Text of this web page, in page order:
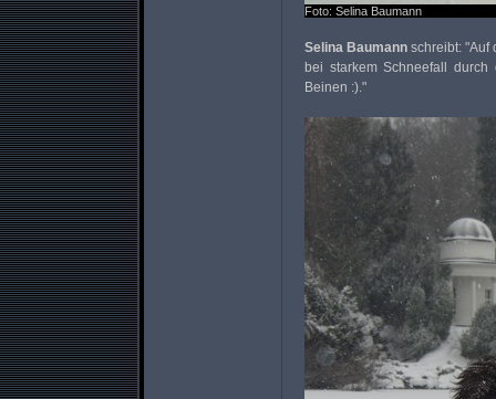
Foto: Selina Baumann
Selina Baumann schreibt: "Auf
bei starkem Schneefall
Beinen :)."